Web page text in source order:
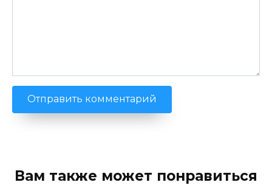
Вам также может понравиться